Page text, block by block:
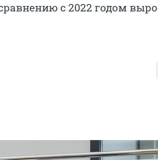
с 2022 годом